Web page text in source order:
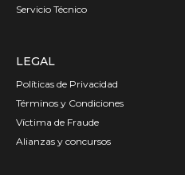
Servicio Técnico
LEGAL
Políticas de Privacidad
Términos y Condiciones
Víctima de Fraude
Alianzas y concursos